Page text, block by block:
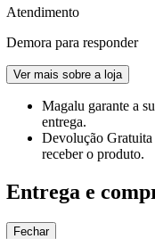
Atendimento
Demora para responder
Ver mais sobre a loja
Magalu garante a
entrega.
Devolução Gratuita
receber o produto.
Entrega e
Fechar